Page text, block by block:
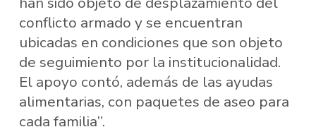
conflicto armado y se encuentran
ubicadas en condiciones que son objeto
de seguimiento por la institucionalidad.
El apoyo contó, además de las ayudas
alimentarias, con paquetes de aseo para
cada familia”.